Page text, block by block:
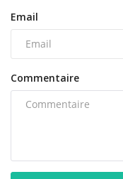
Email
Commentaire